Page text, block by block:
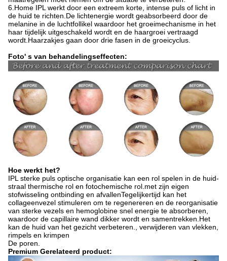
6.Home IPL werkt door een extreem korte, intense puls of licht in
de huid te richten.De lichtenergie wordt geabsorbeerd door de
melanine in de luchtfollikel waardoor het groeimechanisme in het
haar tijdelijk uitgeschakeld wordt en de haargroei vertraagd
wordt.Haarzakjes gaan door drie fasen in de groeicyclus.
Foto' s van behandelingseffecten:
Hoe werkt het?
IPL sterke puls optische organisatie kan een rol spelen in de huid-
straal thermische rol en fotochemische rol.met zijn eigen
stofwisseling ontbinding en afvallenTegelijkertijd kan het
collageenvezel stimuleren om te regenereren en de reorganisatie
van sterke vezels en hemoglobine snel energie te absorberen,
waardoor de capillaire wand dikker wordt en samentrekken.Het
kan de huid van het gezicht verbeteren., verwijderen van vlekken,
rimpels en krimpen
De poren.
Premium Gerelateerd product: